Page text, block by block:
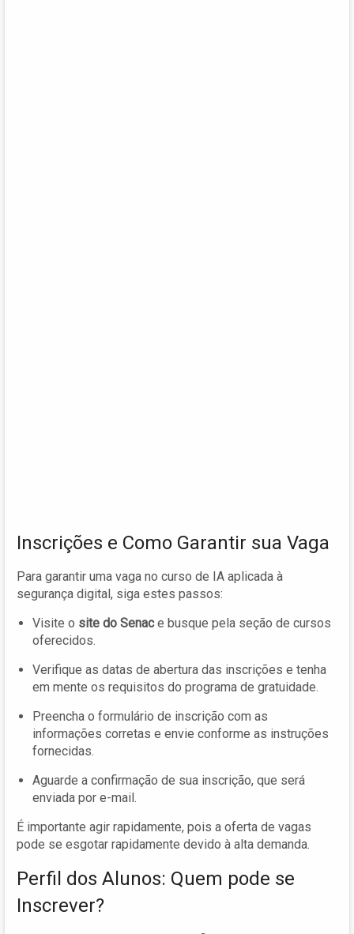
Inscrições e Como Garantir sua Vaga
Para garantir uma vaga no curso de IA aplicada à
segurança digital, siga estes passos:
Visite o site do Senace busque pela seção de cursos
oferecidos.
Verifique as datas de abertura das inscrições e tenha
em mente os requisitos do programa de gratuidade.
Preencha o formulário de inscrição com as
informações corretas e envie conforme as instruções
fornecidas.
Aguarde a confirmação de sua inscrição, que será
enviada por e-mail.
É importante agir rapidamente, pois a oferta de vagas
pode se esgotar rapidamente devido à alta demanda.
Perfil dos Alunos: Quem pode se
Inscrever?